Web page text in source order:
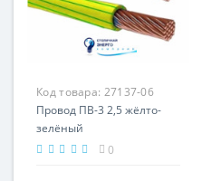
1
Наличие экрана
не экранированный
ПВ
Код товара: 27137-06
Провод ПВ-3 2,5 жёлто-
зелёный
0